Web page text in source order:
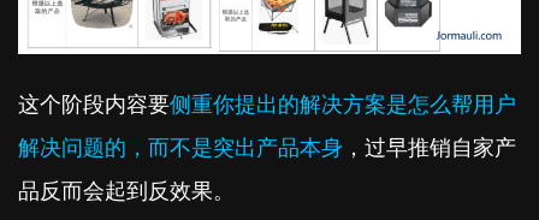
这个阶段内容要侧重你提出的解决方案是怎么帮用户
解决问题的，而不是突出产品本身 ，过早推销自家产
品反而会起到反效果。